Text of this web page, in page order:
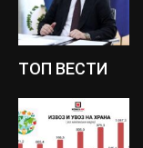
ТОП ВЕСТИ